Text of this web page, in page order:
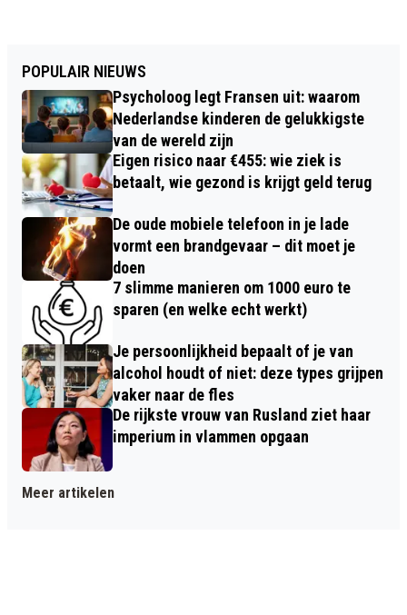
POPULAIR NIEUWS
Psycholoog legt Fransen uit: waarom
Nederlandse kinderen de gelukkigste
van de wereld zijn
Eigen risico naar €455: wie ziek is
betaalt, wie gezond is krijgt geld terug
De oude mobiele telefoon in je lade
vormt een brandgevaar – dit moet je
doen
7 slimme manieren om 1000 euro te
sparen (en welke echt werkt)
Je persoonlijkheid bepaalt of je van
alcohol houdt of niet: deze types grijpen
vaker naar de fles
De rijkste vrouw van Rusland ziet haar
imperium in vlammen opgaan
Meer artikelen